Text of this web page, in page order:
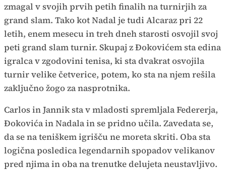
zmagal v svojih prvih petih finalih na turnirjih za
grand slam. Tako kot Nadal je tudi Alcaraz pri 22
letih, enem mesecu in treh dneh starosti osvojil svoj
peti grand slam turnir. Skupaj z Đokovićem sta edina
igralca v zgodovini tenisa, ki sta dvakrat osvojila
turnir velike četverice, potem, ko sta na njem rešila
zaključno žogo za nasprotnika.
Carlos in Jannik sta v mladosti spremljala Federerja,
Đokovića in Nadala in se pridno učila. Zavedata se,
da se na teniškem igrišču ne moreta skriti. Oba sta
logična posledica legendarnih spopadov velikanov
pred njima in oba na trenutke delujeta neustavljivo.